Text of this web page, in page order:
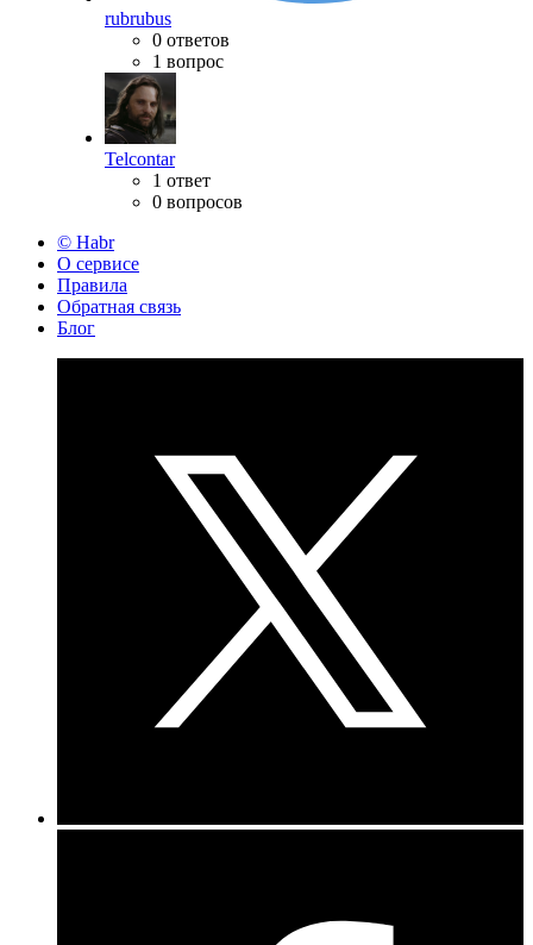
rubrubus
0 ответов
1 вопрос
Telcontar
1 ответ
0 вопросов
© Habr
О сервисе
Правила
Обратная связь
Блог